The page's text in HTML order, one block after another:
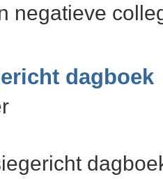
negatieve
dagboek